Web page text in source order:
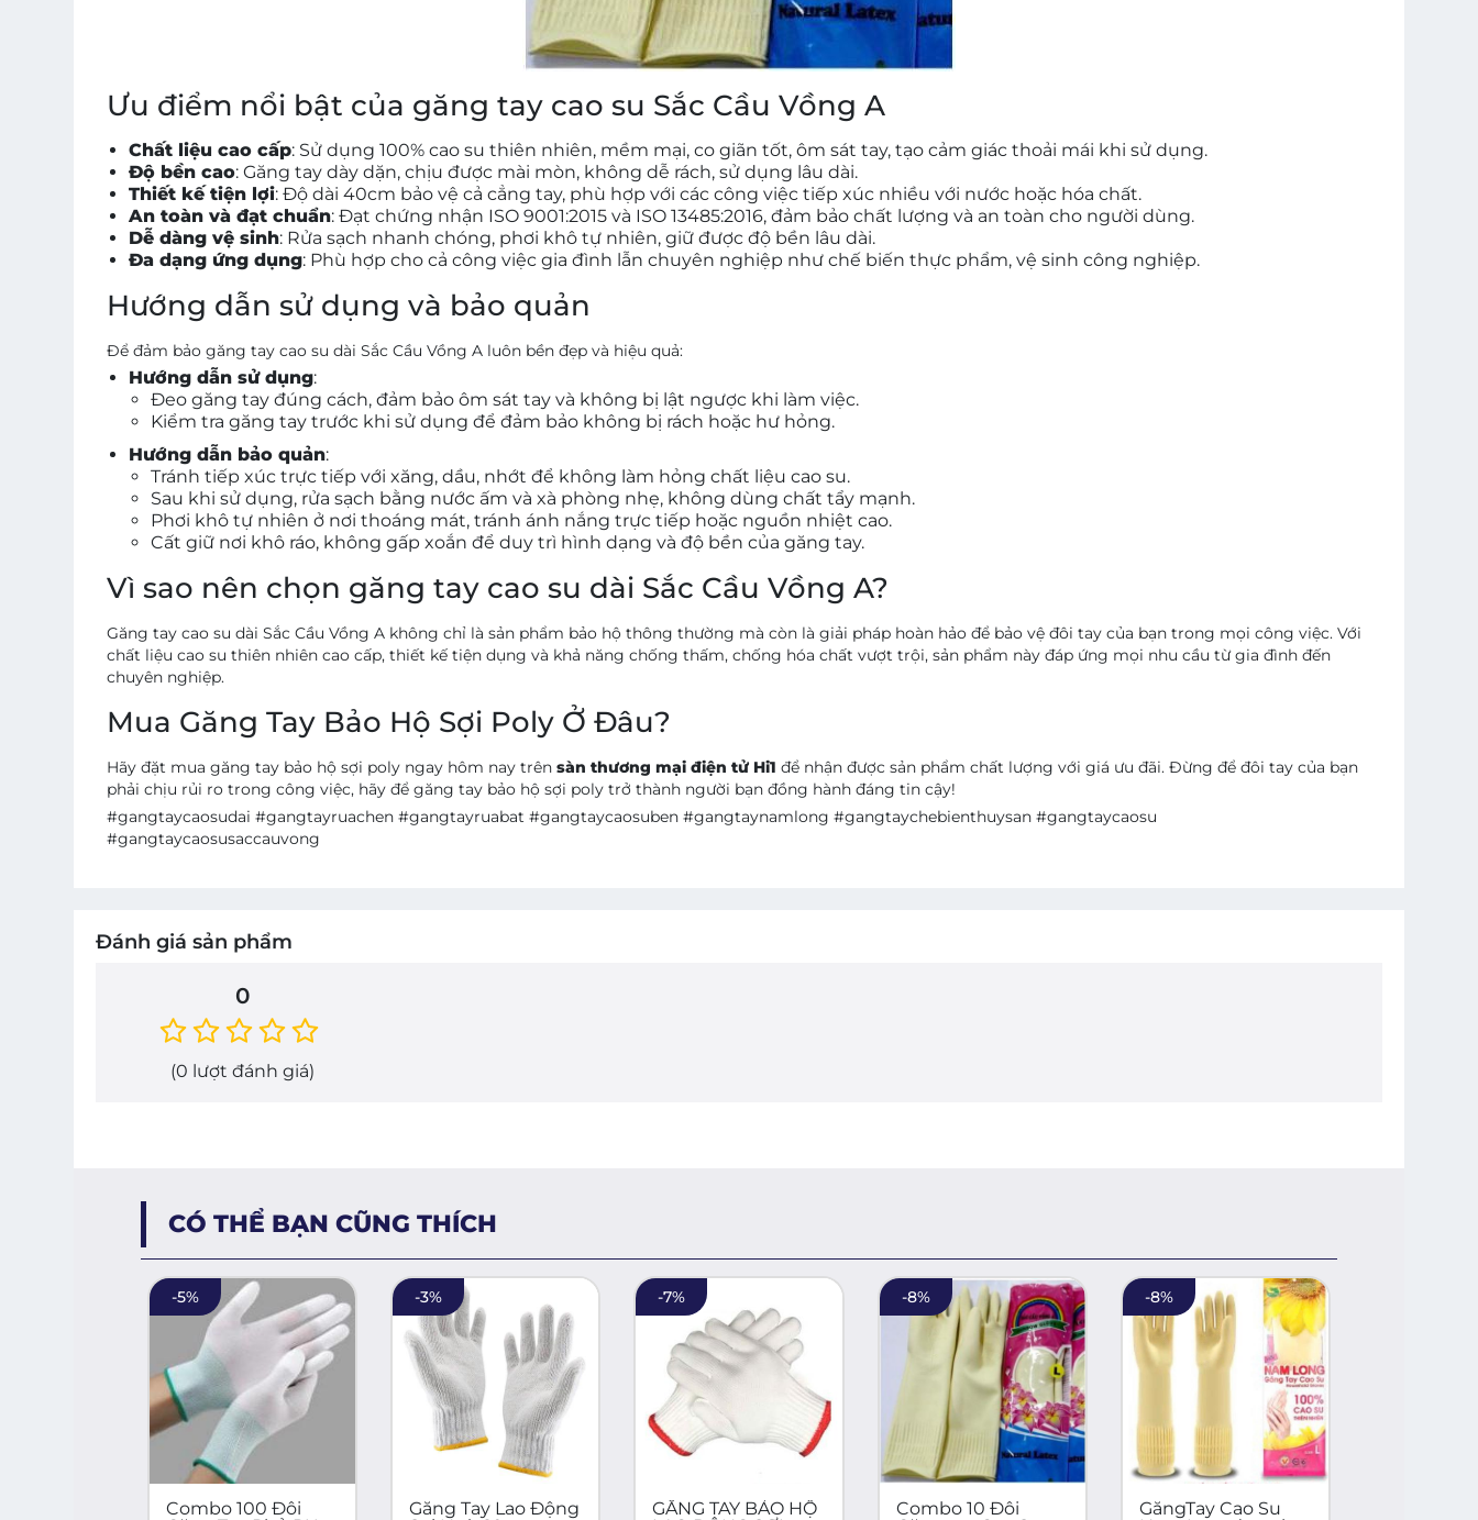
Ưu điểm nổi bật của găng tay cao su Sắc Cầu Vồng A
Chất liệu cao cấp: Sử dụng 100% cao su thiên nhiên, mềm mại, co giãn tốt, ôm sát tay, tạo cảm giác thoải mái khi sử dụng.
Độ bền cao: Găng tay dày dặn, chịu được mài mòn, không dễ rách, sử dụng lâu dài.
Thiết kế tiện lợi: Độ dài 40cm bảo vệ cả cẳng tay, phù hợp với các công việc tiếp xúc nhiều với nước hoặc hóa chất.
An toàn và đạt chuẩn: Đạt chứng nhận ISO 9001:2015 và ISO 13485:2016, đảm bảo chất lượng và an toàn cho người dùng.
Dễ dàng vệ sinh: Rửa sạch nhanh chóng, phơi khô tự nhiên, giữ được độ bền lâu dài.
Đa dạng ứng dụng: Phù hợp cho cả công việc gia đình lẫn chuyên nghiệp như chế biến thực phẩm, vệ sinh công nghiệp.
Hướng dẫn sử dụng và bảo quản
Để đảm bảo găng tay cao su dài Sắc Cầu Vồng A luôn bền đẹp và hiệu quả:
Hướng dẫn sử dụng:
Đeo găng tay đúng cách, đảm bảo ôm sát tay và không bị lật ngược khi làm việc.
Kiểm tra găng tay trước khi sử dụng để đảm bảo không bị rách hoặc hư hỏng.
Hướng dẫn bảo quản:
Tránh tiếp xúc trực tiếp với xăng, dầu, nhớt để không làm hỏng chất liệu cao su.
Sau khi sử dụng, rửa sạch bằng nước ấm và xà phòng nhẹ, không dùng chất tẩy mạnh.
Phơi khô tự nhiên ở nơi thoáng mát, tránh ánh nắng trực tiếp hoặc nguồn nhiệt cao.
Cất giữ nơi khô ráo, không gấp xoắn để duy trì hình dạng và độ bền của găng tay.
Vì sao nên chọn găng tay cao su dài Sắc Cầu Vồng A?
Găng tay cao su dài Sắc Cầu Vồng A không chỉ là sản phẩm bảo hộ thông thường mà còn là giải pháp hoàn hảo để bảo vệ đôi tay của bạn trong mọi công việc. Với
chất liệu cao su thiên nhiên cao cấp, thiết kế tiện dụng và khả năng chống thấm, chống hóa chất vượt trội, sản phẩm này đáp ứng mọi nhu cầu từ gia đình đến
chuyên nghiệp.
Mua Găng Tay Bảo Hộ Sợi Poly Ở Đâu?
Hãy đặt mua găng tay bảo hộ sợi poly ngay hôm nay trên sàn thương mại điện tử Hi1để nhận được sản phẩm chất lượng với giá ưu đãi. Đừng để đôi tay của bạn
phải chịu rủi ro trong công việc, hãy để găng tay bảo hộ sợi poly trở thành người bạn đồng hành đáng tin cậy!
#gangtaycaosudai #gangtayruachen #gangtayruabat #gangtaycaosuben #gangtaynamlong #gangtaychebienthuysan #gangtaycaosu
#gangtaycaosusaccauvong
Đánh giá sản phẩm
0
(0 lượt đánh giá)
CÓ THỂ BẠN CŨNG THÍCH
-5%
Combo 100 Đôi
-3%
Găng Tay Lao Động
-7%
GĂNG TAY BẢO HỘ
-8%
Combo 10 Đôi
-8%
GăngTay Cao Su